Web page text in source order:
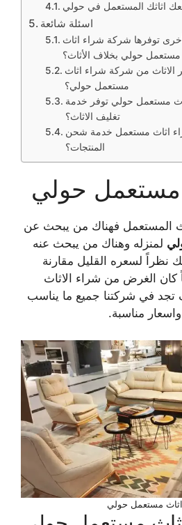
اثاثك المستعمل في حولي
اسئلة شائعة
توفرها شركة شراء اثاث
مستعمل حولي بخلاف الأثاث؟
من شركة شراء اثاث
مستعمل حولي؟
مستعمل حولي توفر خدمة
تغليف الاثاث؟
اثاث مستعمل خدمة شحن
المنتجات؟
مستعمل حولي
المستعمل فهناك من يبحث عن
لمنزله وهناك من يبحث عنه
نظراً لسعره القليل مقارنة
كان الغرض من شراء الاثاث
في شركتنا جميع ما يناسب
واسعار مناسبة.
مستعمل حولي